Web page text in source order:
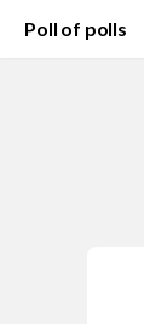
Poll of polls